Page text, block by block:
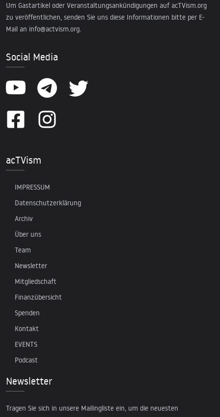
Um Gastartikel oder Veranstaltungsankündigungen auf acTVism.org
zu veröffentlichen, senden Sie uns diese Informationen bitte per E-
Mail an info@actvism.org.
Social Media
acTVism
IMPRESSUM
Datenschutzerklärung
Archiv
Über uns
Team
Newsletter
Mitgliedschaft
Finanzübersicht
Spenden
Kontakt
EVENTS
Podcast
Newsletter
Tragen Sie sich in unsere Mailingliste ein, um die neuesten